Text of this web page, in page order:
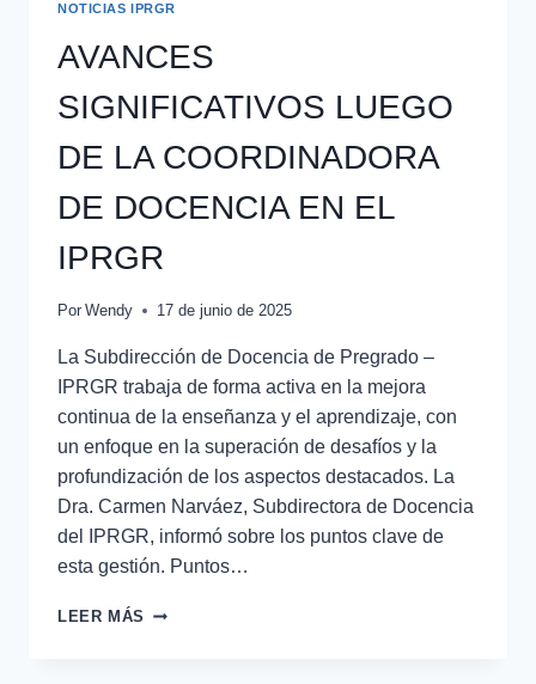
NOTICIAS IPRGR
AVANCES
SIGNIFICATIVOS LUEGO
DE LA COORDINADORA
DE DOCENCIA EN EL
IPRGR
Por Wendy 17 de junio de 2025
La Subdirección de Docencia de Pregrado –
IPRGR trabaja de forma activa en la mejora
continua de la enseñanza y el aprendizaje, con
un enfoque en la superación de desafíos y la
profundización de los aspectos destacados. La
Dra. Carmen Narváez, Subdirectora de Docencia
del IPRGR, informó sobre los puntos clave de
esta gestión. Puntos…
LEER MÁS